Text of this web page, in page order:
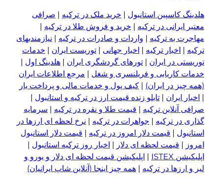
هلدینگ کاسپین استانبول | خرید ملک در ترکیه | صرافی
معتبر ایرانی در ترکیه | خرید و فروش طلا در ترکیه |
مهاجرت به ترکیه | واردات و صادرات در ترکیه | نیازمندیهای
ترکیه | اخبار ترکیه | اخبار جهانی | توریست ایران | خدمات
توریستی در ایران | تورهای گردشگری ایران | هلدینگ اول |
خدمات کاریابی و فریلنسری و شغل | مرجع اطلاعات ایران
(همه چیز در ایران) | کیف پول و خدمات مالی و پرداخت یار
| اخبار ایران | تابلو زنده قیمت ارز در ترکیه و استانبول |
صرافی آنلاین ترکیه | قیمت طلا و نقره در ترکیه | سرمایه
گذاری در ترکیه | جواهرات در ترکیه | نرخ لحظه ای ارزها در
استانبول | قیمت دلار امروز در ترکیه | قیمت دلار استانبول
امروز | قیمت لحظه ای دلار | اخبار روز ترکیه استانبول |
اپلیکیشن ISTEX
| اپلیکیشن قیمت لحظه ای دلار و یورو و
لیر و ار زها در ترکیه | همه چیز اینجا (آنلاین شاپ ایرانیان)